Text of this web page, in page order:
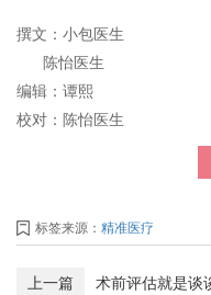
撰文：小包医生
陈怡医生
编辑：谭熙
校对：陈怡医生
标签来源： 精准医疗
上一篇 术前评估就是谈